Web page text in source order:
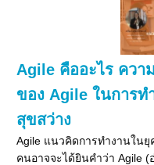
Agile คืออะไร คว
ของ Agile ในการ
สุขสว่าง
Agile แนวคิดการทำงานในยุ
คนอาจจะได้ยินคำว่า Agile